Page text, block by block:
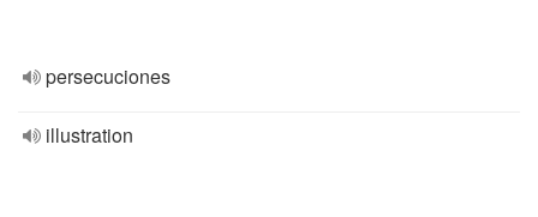
persecuciones
illustration